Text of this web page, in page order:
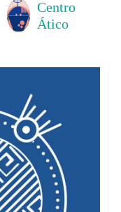
Centro
Ático